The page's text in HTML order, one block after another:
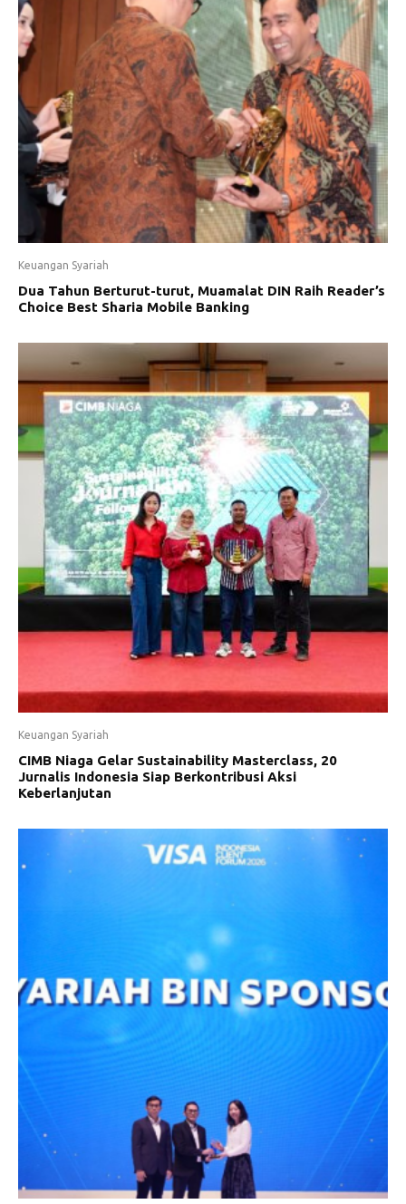
Keuangan Syariah
Dua Tahun Berturut-turut, Muamalat DIN Raih Reader’s
Choice Best Sharia Mobile Banking
Keuangan Syariah
CIMB Niaga Gelar Sustainability Masterclass, 20
Jurnalis Indonesia Siap Berkontribusi Aksi
Keberlanjutan